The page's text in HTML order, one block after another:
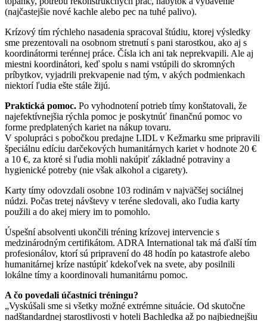
(najčastejšie nové kachle alebo pec na tuhé palivo).
Krízový tím rýchleho nasadenia spracoval štúdiu, ktorej výsledky
sme prezentovali na osobnom stretnutí s pani starostkou, ako aj s
koordinátormi terénnej práce. Čísla ich ani tak neprekvapili. Ale aj
miestni koordinátori, keď spolu s nami vstúpili do skromných
príbytkov, vyjadrili prekvapenie nad tým, v akých podmienkach
niektorí ľudia ešte stále žijú.
Praktická pomoc. Po vyhodnotení potrieb tímy konštatovali, že
najefektívnejšia rýchla pomoc je poskytnúť finančnú pomoc vo
forme predplatených kariet na nákup tovaru.
V spolupráci s pobočkou predajne LIDL v Kežmarku sme pripravili
špeciálnu edíciu darčekových humanitárnych kariet v hodnote 20 €
a 10 €, za ktoré si ľudia mohli nakúpiť základné potraviny a
hygienické potreby (nie však alkohol a cigarety).
Karty tímy odovzdali osobne 103 rodinám v najväčšej sociálnej
núdzi. Počas tretej návštevy v teréne sledovali, ako ľudia karty
použili a do akej miery im to pomohlo.
Úspešní absolventi ukončili tréning krízovej intervencie s
medzinárodným certifikátom. ADRA International tak má ďalší tím
profesionálov, ktorí sú pripravení do 48 hodín po katastrofe alebo
humanitárnej kríze nastúpiť kdekoľvek na svete, aby posilnili
lokálne tímy a koordinovali humanitárnu pomoc.
A čo povedali účastníci tréningu?
„Vyskúšali sme si všetky možné extrémne situácie. Od skutočne
nadštandardnej starostlivosti v hoteli Bachledka až po najbiednejšiu